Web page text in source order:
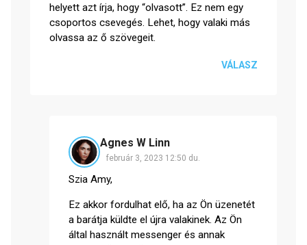
helyett azt írja, hogy “olvasott”. Ez nem egy
csoportos csevegés. Lehet, hogy valaki más
olvassa az ő szövegeit.
VÁLASZ
Agnes W Linn
február 3, 2023 12:50 du.
Szia Amy,
Ez akkor fordulhat elő, ha az Ön üzenetét
a barátja küldte el újra valakinek. Az Ön
által használt messenger és annak